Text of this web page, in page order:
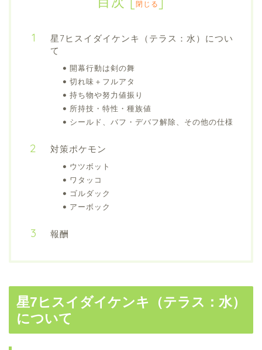
閉じる
星7ヒスイダイケンキ（テラス：水）につい
て
開幕行動は剣の舞
切れ味＋フルアタ
持ち物や努力値振り
所持技・特性・種族値
シールド、バフ・デバフ解除、その他の仕様
対策ポケモン
ウツボット
ワタッコ
ゴルダック
アーボック
報酬
星7ヒスイダイケンキ（テラス：水）
について